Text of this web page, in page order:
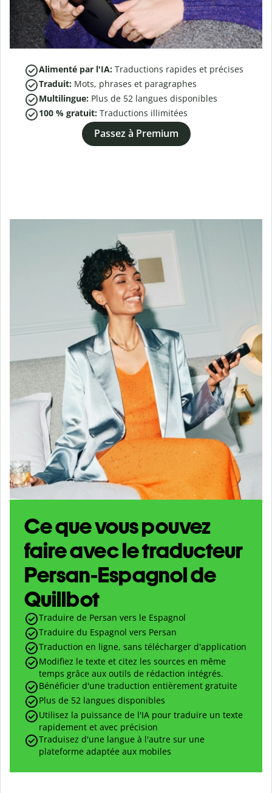
Alimenté par l'IA: Traductions rapides et précises
Traduit: Mots, phrases et paragraphes
Multilingue: Plus de 52 langues disponibles
100 % gratuit: Traductions illimitées
Passez à Premium
Ce que vous pouvez
faire avec le traducteur
Persan-Espagnol de
Quillbot
Traduire de Persan vers le Espagnol
Traduire du Espagnol vers Persan
Traduction en ligne, sans télécharger d'application
Modifiez le texte et citez les sources en même
temps grâce aux outils de rédaction intégrés.
Bénéficier d'une traduction entièrement gratuite
Plus de 52 langues disponibles
Utilisez la puissance de l'IA pour traduire un texte
rapidement et avec précision
Traduisez d'une langue à l'autre sur une
plateforme adaptée aux mobiles